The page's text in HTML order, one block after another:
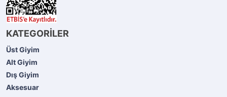
KATEGORİLER
Üst Giyim
Alt Giyim
Dış Giyim
Aksesuar